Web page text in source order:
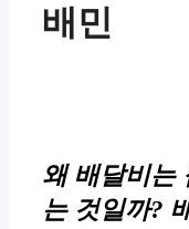
배민
왜 배달비는
는 것일까?